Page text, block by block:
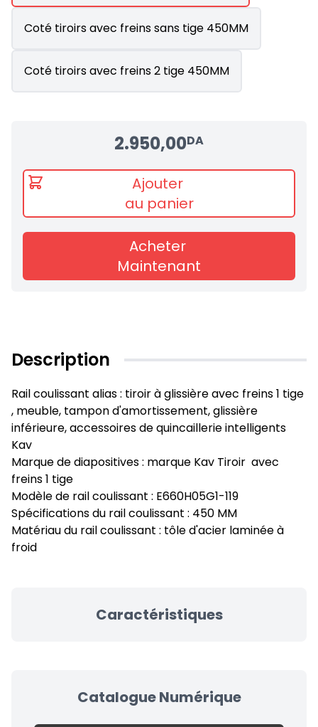
Coté tiroirs avec freins sans tige 450MM
Coté tiroirs avec freins 2 tige 450MM
2.950,00DA
Ajouter
au panier
Acheter
Maintenant
Description
Rail coulissant alias : tiroir à glissière avec freins 1 tige
, meuble, tampon d'amortissement, glissière
inférieure, accessoires de quincaillerie intelligents
Kav
Marque de diapositives : marque Kav Tiroir avec
freins 1 tige
Modèle de rail coulissant : E660H05G1-119
Spécifications du rail coulissant : 450 MM
Matériau du rail coulissant : tôle d'acier laminée à
froid
Caractéristiques
Catalogue Numérique